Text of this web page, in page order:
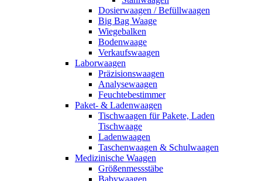
Dosierwaagen / Befüllwaagen
Big Bag Waage
Wiegebalken
Bodenwaage
Verkaufswaagen
Laborwaagen
Präzisionswaagen
Analysewaagen
Feuchtebestimmer
Paket- & Ladenwaagen
Tischwaagen für Pakete, Laden
Tischwaage
Ladenwaagen
Taschenwaagen & Schulwaagen
Medizinische Waagen
Größenmessstäbe
Babywaagen